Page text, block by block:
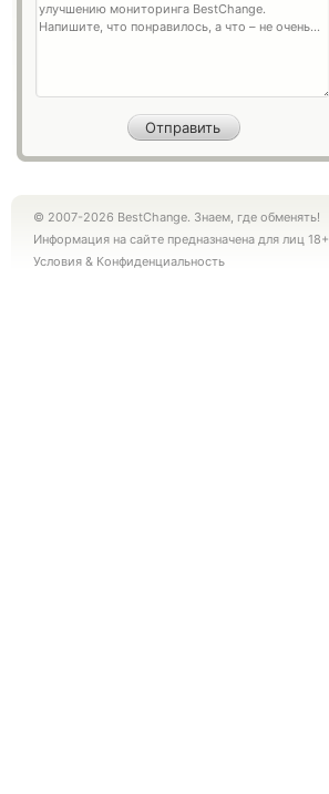
© 2007-2026 BestChange. Знаем, где обменять!
Информация на сайте предназначена для лиц 18+
Условия & Конфиденциальность